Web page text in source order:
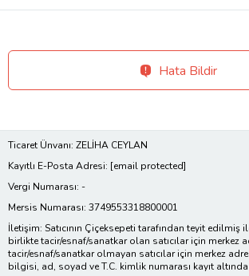
Hata Bildir
Ticaret Ünvanı: ZELİHA CEYLAN
Kayıtlı E-Posta Adresi: [email protected]
Vergi Numarası: -
Mersis Numarası: 3749553318800001
İletişim: Satıcının Çiçeksepeti tarafından teyit
birlikte tacir/esnaf/sanatkar olan satıcılar için merkez
tacir/esnaf/sanatkar olmayan satıcılar için merkez
bilgisi, ad, soyad ve T.C. kimlik numarası kayıt